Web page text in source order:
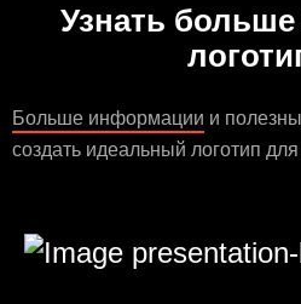
Узнать
Больше информации и
создать идеальный логотип